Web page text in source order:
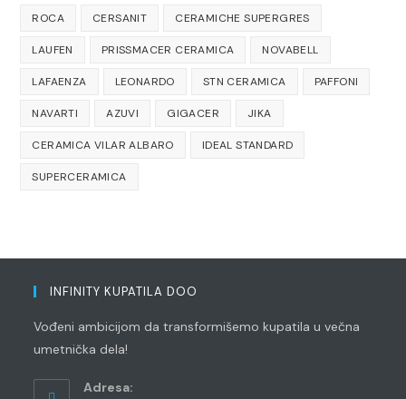
ROCA CERSANIT CERAMICHE SUPERGRES
LAUFEN PRISSMACER CERAMICA NOVABELL
LAFAENZA LEONARDO STN CERAMICA PAFFONI
NAVARTI AZUVI GIGACER JIKA
CERAMICA VILAR ALBARO IDEAL STANDARD
SUPERCERAMICA
INFINITY KUPATILA DOO
Vođeni ambicijom da transformišemo kupatila u večna
umetnička dela!
Adresa: